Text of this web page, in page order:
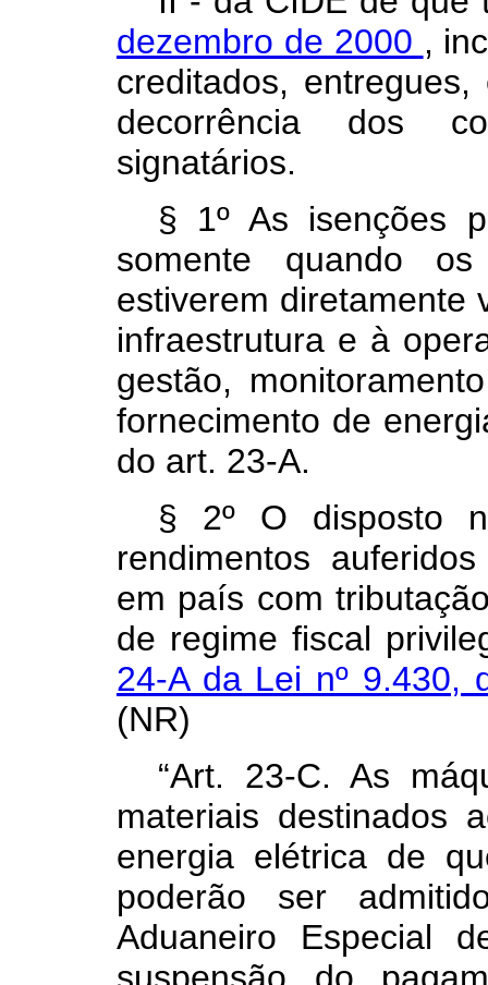
dezembro de 2000 ,
creditados,
decorrência dos
signatários.
§ 1º As isenções
somente quando
estiverem diretamente
infraestrutura e à
gestão,
fornecimento de
do art. 23-A.
§ 2º O disposto
rendimentos
em país com
de regime fiscal
24-A da Lei nº
(NR)
“Art. 23-C. As
materiais destinados
energia elétrica de
poderão ser
Aduaneiro Especial